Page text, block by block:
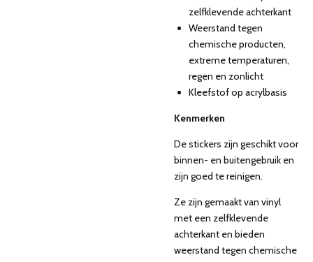
zelfklevende achterkant
Weerstand tegen
chemische producten,
extreme temperaturen,
regen en zonlicht
Kleefstof op acrylbasis
Kenmerken
De stickers zijn geschikt voor
binnen- en buitengebruik en
zijn goed te reinigen.
Ze zijn gemaakt van vinyl
met een zelfklevende
achterkant en bieden
weerstand tegen chemische